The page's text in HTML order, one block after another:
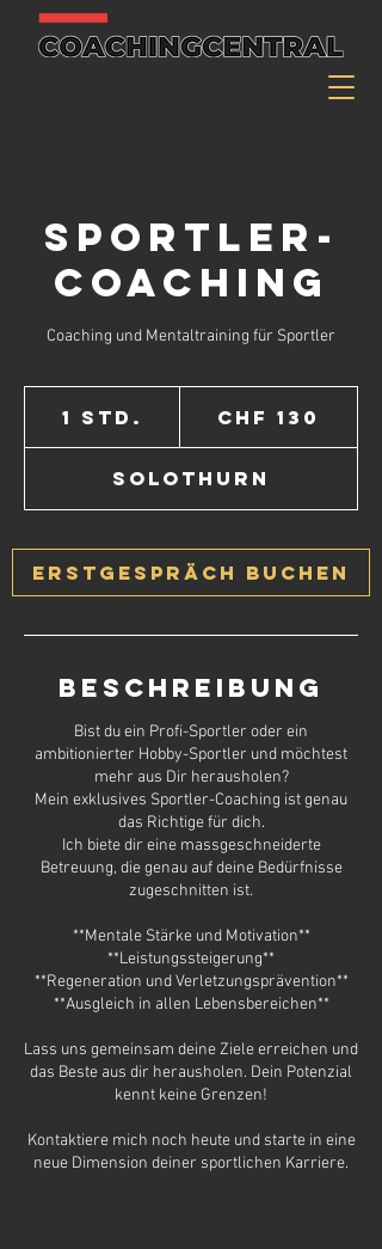
Sportler-
Coaching
Coaching und Mentaltraining für Sportler
1 Std.
d
FrankenCHF 130
Solothurn
Erstgespräch buchen
Beschreibung
Bist du ein Profi-Sportler oder ein
ambitionierter Hobby-Sportler und möchtest
mehr aus Dir herausholen?
Mein exklusives Sportler-Coaching ist genau
das Richtige für dich.
Ich biete dir eine massgeschneiderte
Betreuung, die genau auf deine Bedürfnisse
zugeschnitten ist.
**Mentale Stärke und Motivation**
**Leistungssteigerung**
**Regeneration und Verletzungsprävention**
**Ausgleich in allen Lebensbereichen**
Lass uns gemeinsam deine Ziele erreichen und
das Beste aus dir herausholen. Dein Potenzial
kennt keine Grenzen!
Kontaktiere mich noch heute und starte in eine
neue Dimension deiner sportlichen Karriere.